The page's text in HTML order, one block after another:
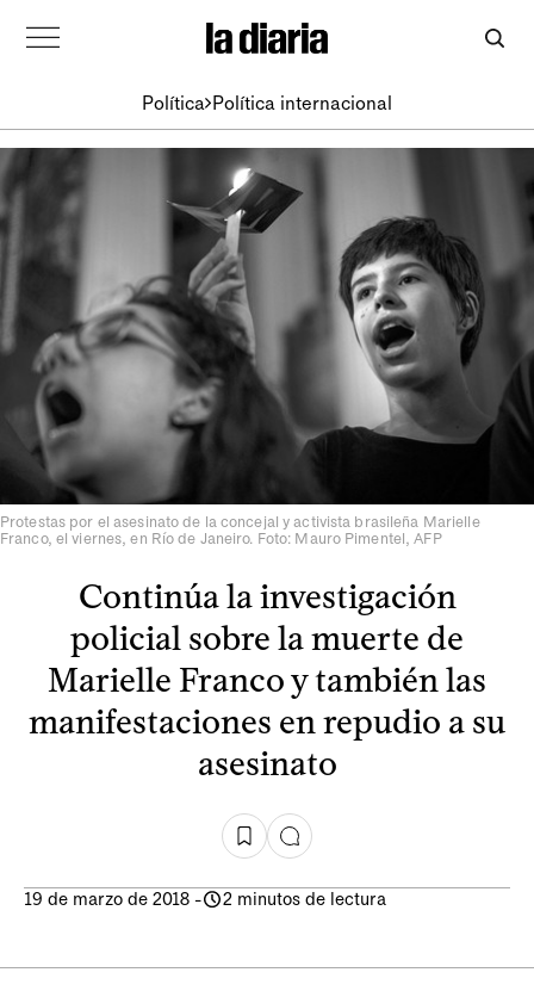
Política Política internacional
Protestas por el asesinato de la concejal y activista brasileña Marielle
Franco, el viernes, en Río de Janeiro. Foto: Mauro Pimentel, AFP
Continúa la investigación
policial sobre la muerte de
Marielle Franco y también las
manifestaciones en repudio a su
asesinato
19 de marzo de 2018 - 2 minutos de lectura